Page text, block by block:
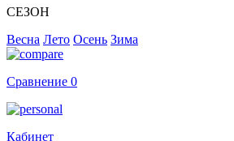
СЕЗОН
Весна Лето Осень Зима
Сравнение 0
Кабинет